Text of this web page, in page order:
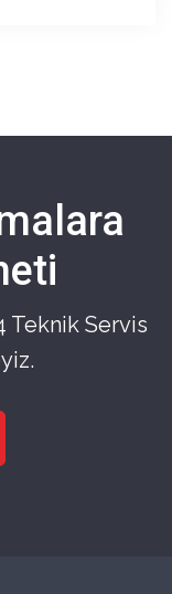
Teknik Servis